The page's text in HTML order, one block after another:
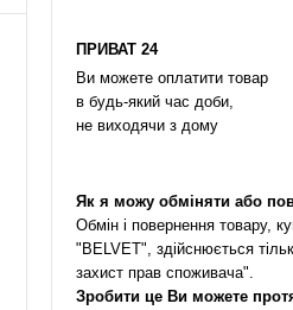
ПРИВАТ 24
Ви можете оплатити товар
в будь-який час доби,
не виходячи з дому
Як я можу обміняти або
Обмін і повернення товару,
"BELVET", здійснюється
захист прав споживача".
Зробити це Ви можете